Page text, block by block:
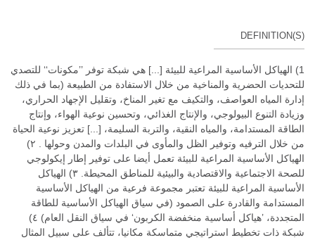
DEFINITION(S)
1) الهياكل الأساسية المراعية للبيئة [...] هي شبكة توفر ’’مكونات‘‘ للتصدي
للتحديات الحضرية والمناخية من خلال الاستفادة من الطبيعة (بما في ذلك
إدارة المياه العواصف، والتكيف مع تغير المناخ، وتقليل الإجهاد الحراري،
وزيادة التنوع البيولوجي، والإنتاج الغذائي، وتحسين نوعية الهواء، وإنتاج
الطاقة المستدامة، والمياه النقية، والتربة السليمة، [...] تعزيز نوعية الحياة
من خلال الترفيه وتوفير الظل والمأوى في البلدات والمدن وحولها . ٢)
الهياكل الأساسية المراعية للبيئة تعمل أيضا على توفير إطار إيكولوجي
للصحة الاجتماعية والاقتصادية والبيئية للمناطق المحيطة. ٣) الهياكل
الأساسية المراعية للبيئة تعتبر مجموعة فرعية من الهياكل الأساسية
المستدامة والقادرة على الصمود (في سياق الهياكل الأساسية للطاقة
المتجددة، ’هياكل أساسية منخفضة الكربون‘ في سياق النقل العام) ٤)
شبكة ذات تخطيط استراتيجي متماسكة مكانيا، تتألف على سبيل المثال